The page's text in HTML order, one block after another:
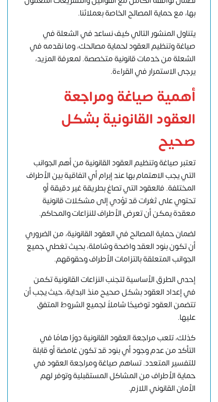
بها، مع حماية المصالح الخاصة بعملائنا.
يتناول المنشور التالي كيف نساعد في الشعلة في
صياغة وتنظيم العقود لحماية مصالحك، وما نقدمه في
الشعلة من خدمات قانونية متخصصة. لمعرفة المزيد،
يرجى الاستمرار في القراءة.
أهمية صياغة ومراجعة
العقود القانونية بشكل
صحيح
تعتبر صياغة وتنظيم العقود القانونية من أهم الجوانب
التي يجب الاهتمام بها عند إبرام أي اتفاقية بين الأطراف
المختلفة. فالعقود التي تصاغ بطريقة غير دقيقة أو
تحتوي على ثغرات قد تؤدي إلى مشكلات قانونية
معقدة يمكن أن تعرض الأطراف للنزاعات والمحاكم.
لضمان حماية المصالح في العقود القانونية، من الضروري
أن تكون بنود العقد واضحة وشاملة، بحيث تغطي جميع
الجوانب المتعلقة بالتزامات الأطراف وحقوقهم.
إحدى الطرق الأساسية لتجنب النزاعات القانونية تكمن
في إعداد العقود بشكل صحيح منذ البداية، حيث يجب أن
تتضمن العقود توضيحًا شاملاً لجميع الشروط المتفق
عليها.
كذلك، تلعب مراجعة العقود القانونية دورًا هامًا في
التأكد من عدم وجود أي بنود قد تكون غامضة أو قابلة
للتفسير المتعدد. تساهم صياغة ومراجعة العقود في
حماية الأطراف من المشاكل المستقبلية وتوفر لهم
الأمان القانوني اللازم.